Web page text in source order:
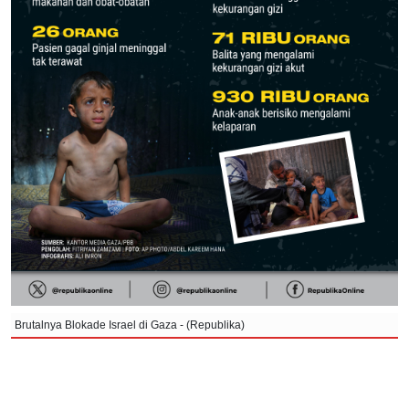
Brutalnya Blokade Israel di Gaza - (Republika)